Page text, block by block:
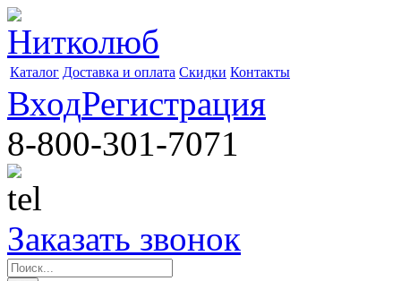
Каталог Доставка и оплата Скидки Контакты
ВходРегистрация
8-800-301-7071
Заказать звонок